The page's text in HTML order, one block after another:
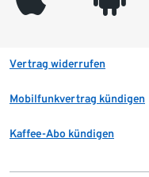
Vertrag widerrufen
Mobilfunkvertrag kündigen
Kaffee-Abo kündigen